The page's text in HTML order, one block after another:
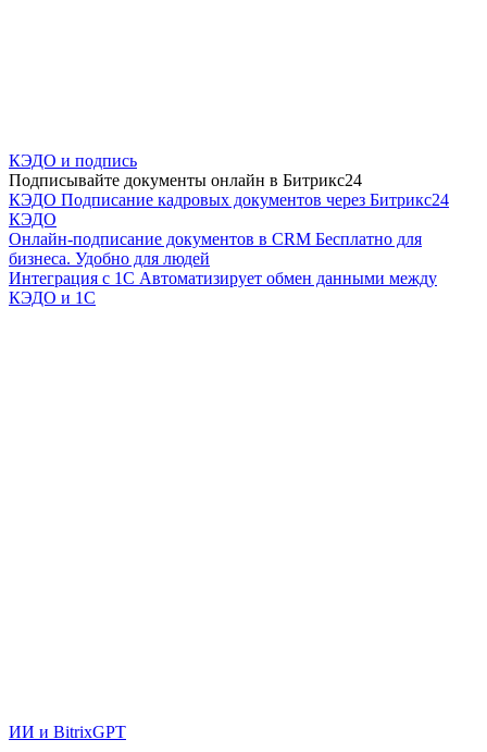
КЭДО и подпись
Подписывайте документы онлайн в Битрикс24
КЭДО Подписание кадровых документов через Битрикс24
КЭДО
Онлайн-подписание документов в CRM Бесплатно для
бизнеса. Удобно для людей
Интеграция с 1С Автоматизирует обмен данными между
КЭДО и 1С
ИИ и BitrixGPT